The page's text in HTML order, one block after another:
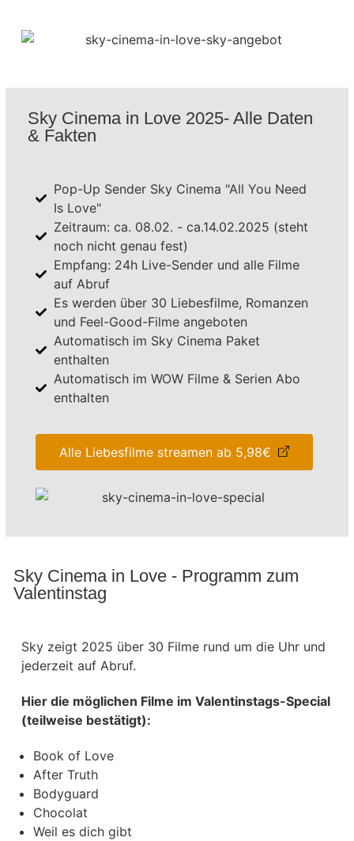
Sky Cinema in Love 2025- Alle Daten
& Fakten
Pop-Up Sender Sky Cinema "All You Need
Is Love"
Zeitraum: ca. 08.02. - ca.14.02.2025 (steht
noch nicht genau fest)
Empfang: 24h Live-Sender und alle Filme
auf Abruf
Es werden über 30 Liebesfilme, Romanzen
und Feel-Good-Filme angeboten
Automatisch im Sky Cinema Paket
enthalten
Automatisch im WOW Filme & Serien Abo
enthalten
Alle Liebesfilme streamen ab 5,98€
Sky Cinema in Love - Programm zum
Valentinstag
Sky zeigt 2025 über 30 Filme rund um die Uhr und
jederzeit auf Abruf.
Hier die möglichen Filme im Valentinstags-Special
(teilweise bestätigt):
Book of Love
After Truth
Bodyguard
Chocolat
Weil es dich gibt